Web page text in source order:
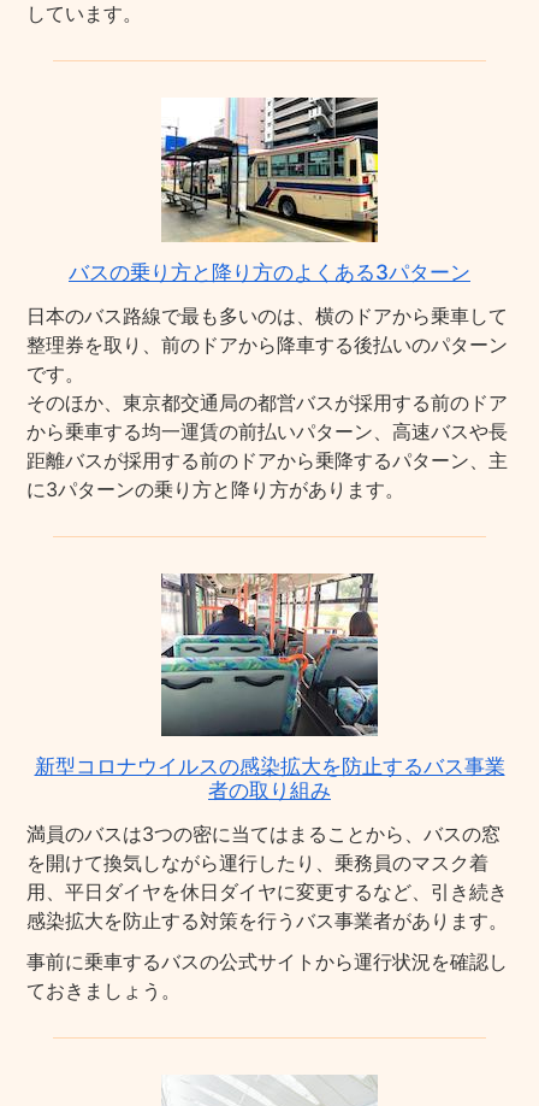
しています。
バスの乗り方と降り方のよくある3パターン
日本のバス路線で最も多いのは、横のドアから乗車して
整理券を取り、前のドアから降車する後払いのパターン
です。
そのほか、東京都交通局の都営バスが採用する前のドア
から乗車する均一運賃の前払いパターン、高速バスや長
距離バスが採用する前のドアから乗降するパターン、主
に3パターンの乗り方と降り方があります。
新型コロナウイルスの感染拡大を防止するバス事業
者の取り組み
満員のバスは3つの密に当てはまることから、バスの窓
を開けて換気しながら運行したり、乗務員のマスク着
用、平日ダイヤを休日ダイヤに変更するなど、引き続き
感染拡大を防止する対策を行うバス事業者があります。
事前に乗車するバスの公式サイトから運行状況を確認し
ておきましょう。